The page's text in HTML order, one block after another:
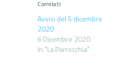
Correlati
Avvisi del 6 dicembre
2020
6 Dicembre 2020
In "La Parrocchia"